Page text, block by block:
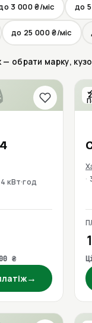
3 000 ₴/міс до
до 25 000 ₴/міс
обрати марку,
кВт·год
₴
→